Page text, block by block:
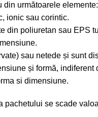
următoarele elemente:
ionic sau corintic.
din poliuretan sau EPS
sau netede și sunt
și formă, indiferent
si dimensiune.
se scade